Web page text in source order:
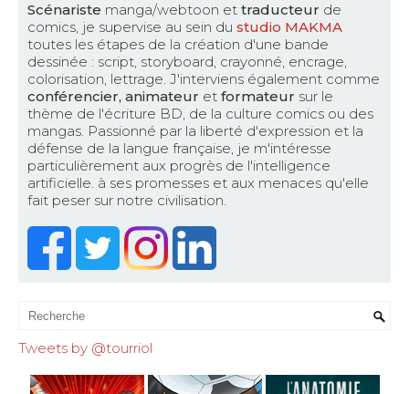
Scénariste manga/webtoon et traducteur de
comics, je supervise au sein du studio MAKMA
toutes les étapes de la création d'une bande
dessinée : script, storyboard, crayonné, encrage,
colorisation, lettrage. J'interviens également comme
conférencier, animateur et formateur sur le
thème de l'écriture BD, de la culture comics ou des
mangas. Passionné par la liberté d'expression et la
défense de la langue française, je m'intéresse
particulièrement aux progrès de l'intelligence
artificielle. à ses promesses et aux menaces qu'elle
fait peser sur notre civilisation.
Tweets by @tourriol